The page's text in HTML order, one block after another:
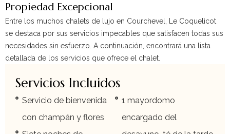
Propiedad Excepcional
Entre los muchos chalets de lujo en Courchevel, Le Coquelicot
se destaca por sus servicios impecables que satisfacen todas sus
necesidades sin esfuerzo. A continuación, encontrará una lista
detallada de los servicios que ofrece el chalet.
Servicios Incluidos
Servicio de bienvenida
con champán y flores
1 mayordomo
encargado del